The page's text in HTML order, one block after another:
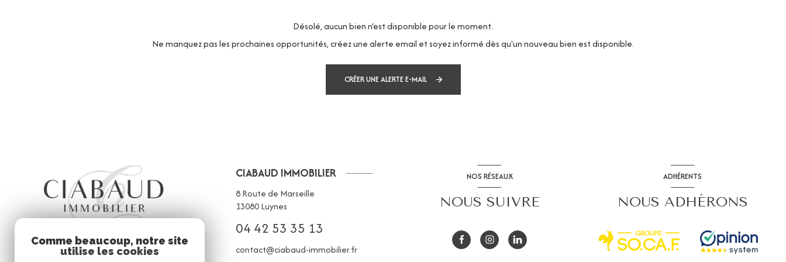
Désolé, aucun bien n'est disponible pour le moment.
Ne manquez pas les prochaines opportunités, créez une alerte email et soyez informé dès qu'un nouveau bien est disponible.
CRÉER UNE ALERTE E-MAIL
CIABAUD IMMOBILIER
8 Route de Marseille
13080Luynes
04 42 53 35 13
contact@ciabaud-immobilier.fr
NOS RÉSEAUX
NOUS SUIVRE
ADHÉRENTS
NOUS ADHÉRONS
Comme beaucoup, notre site
utilise les cookies